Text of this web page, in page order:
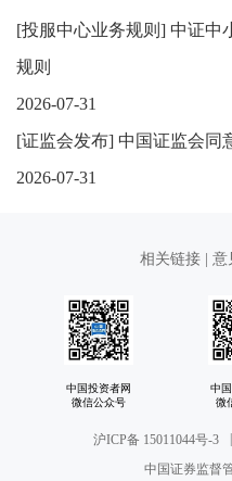
[投服中心业务规则 ] 中证中
规则
2026-07-31
[证监会发布] 中国证监会同
2026-07-31
相关链接 意
中国投资者网
微信公众号
中
微
沪ICP备 15011044号-3
中国证券监督